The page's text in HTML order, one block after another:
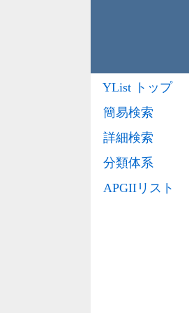
YList トップ
簡易検索
詳細検索
分類体系
APGIIリスト